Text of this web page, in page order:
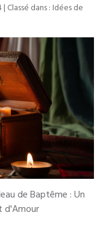
| Classé dans : Idées de
de Baptême : Un
d'Amour